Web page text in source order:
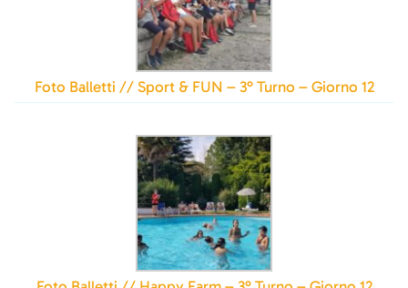
Foto Balletti // Sport & FUN – 3° Turno – Giorno 12